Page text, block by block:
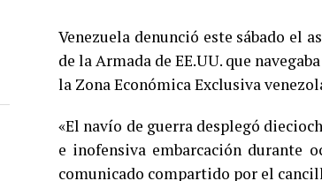
Venezuela denunció este sábado el
de la Armada de EE.UU. que
la Zona Económica Exclusiva
«El navío de guerra desplegó
e inofensiva embarcación durante
comunicado compartido por el